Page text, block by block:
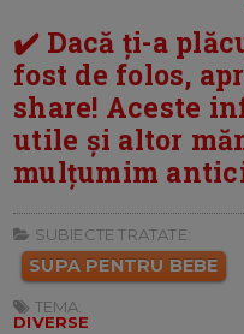
✔️ Dacă ți-a
fost de folos,
share! Aceste
utile și altor
mulțumim
SUBIECTE TRATATE:
SUPA PENTRU BEBE
TEMA:
DIVERSE